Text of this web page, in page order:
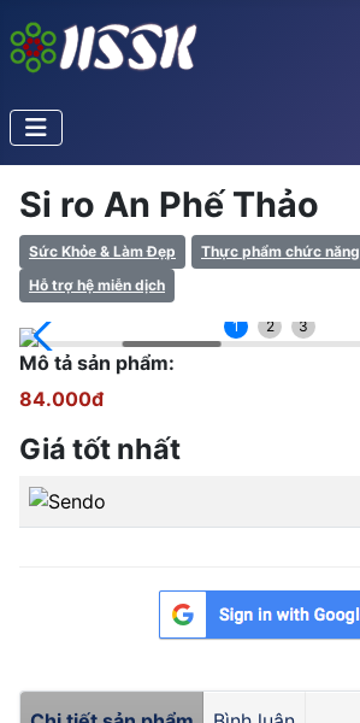
Si ro An Phế Thảo
Sức Khỏe & Làm Đẹp
Thực phẩm chức năng
Hỗ trợ hệ miễn dịch
1 2 3
Mô tả sản phẩm:
84.000đ
Giá tốt nhất